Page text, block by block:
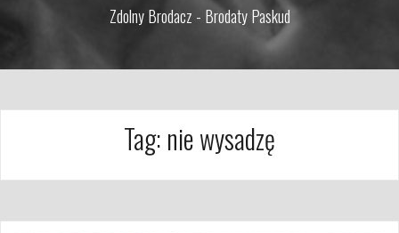
Zdolny Brodacz - Brodaty Paskud
Tag: nie wysadzę